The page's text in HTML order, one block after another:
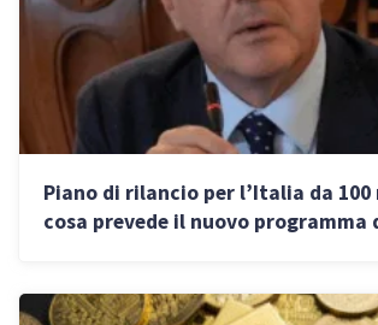
Piano di rilancio per l’Italia da
cosa prevede il nuovo programma